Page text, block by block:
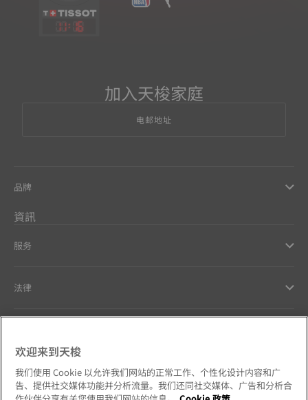
11: 16
加入天梭家庭
电邮地址
品牌
資訊
服务
法律
Our commitments
欢迎来到天梭
我们使用 Cookie 以允许我们网站的正常工作、个性化设计内容和广
告、提供社交媒体功能并分析流量。我们还同社交媒体、广告和分析合